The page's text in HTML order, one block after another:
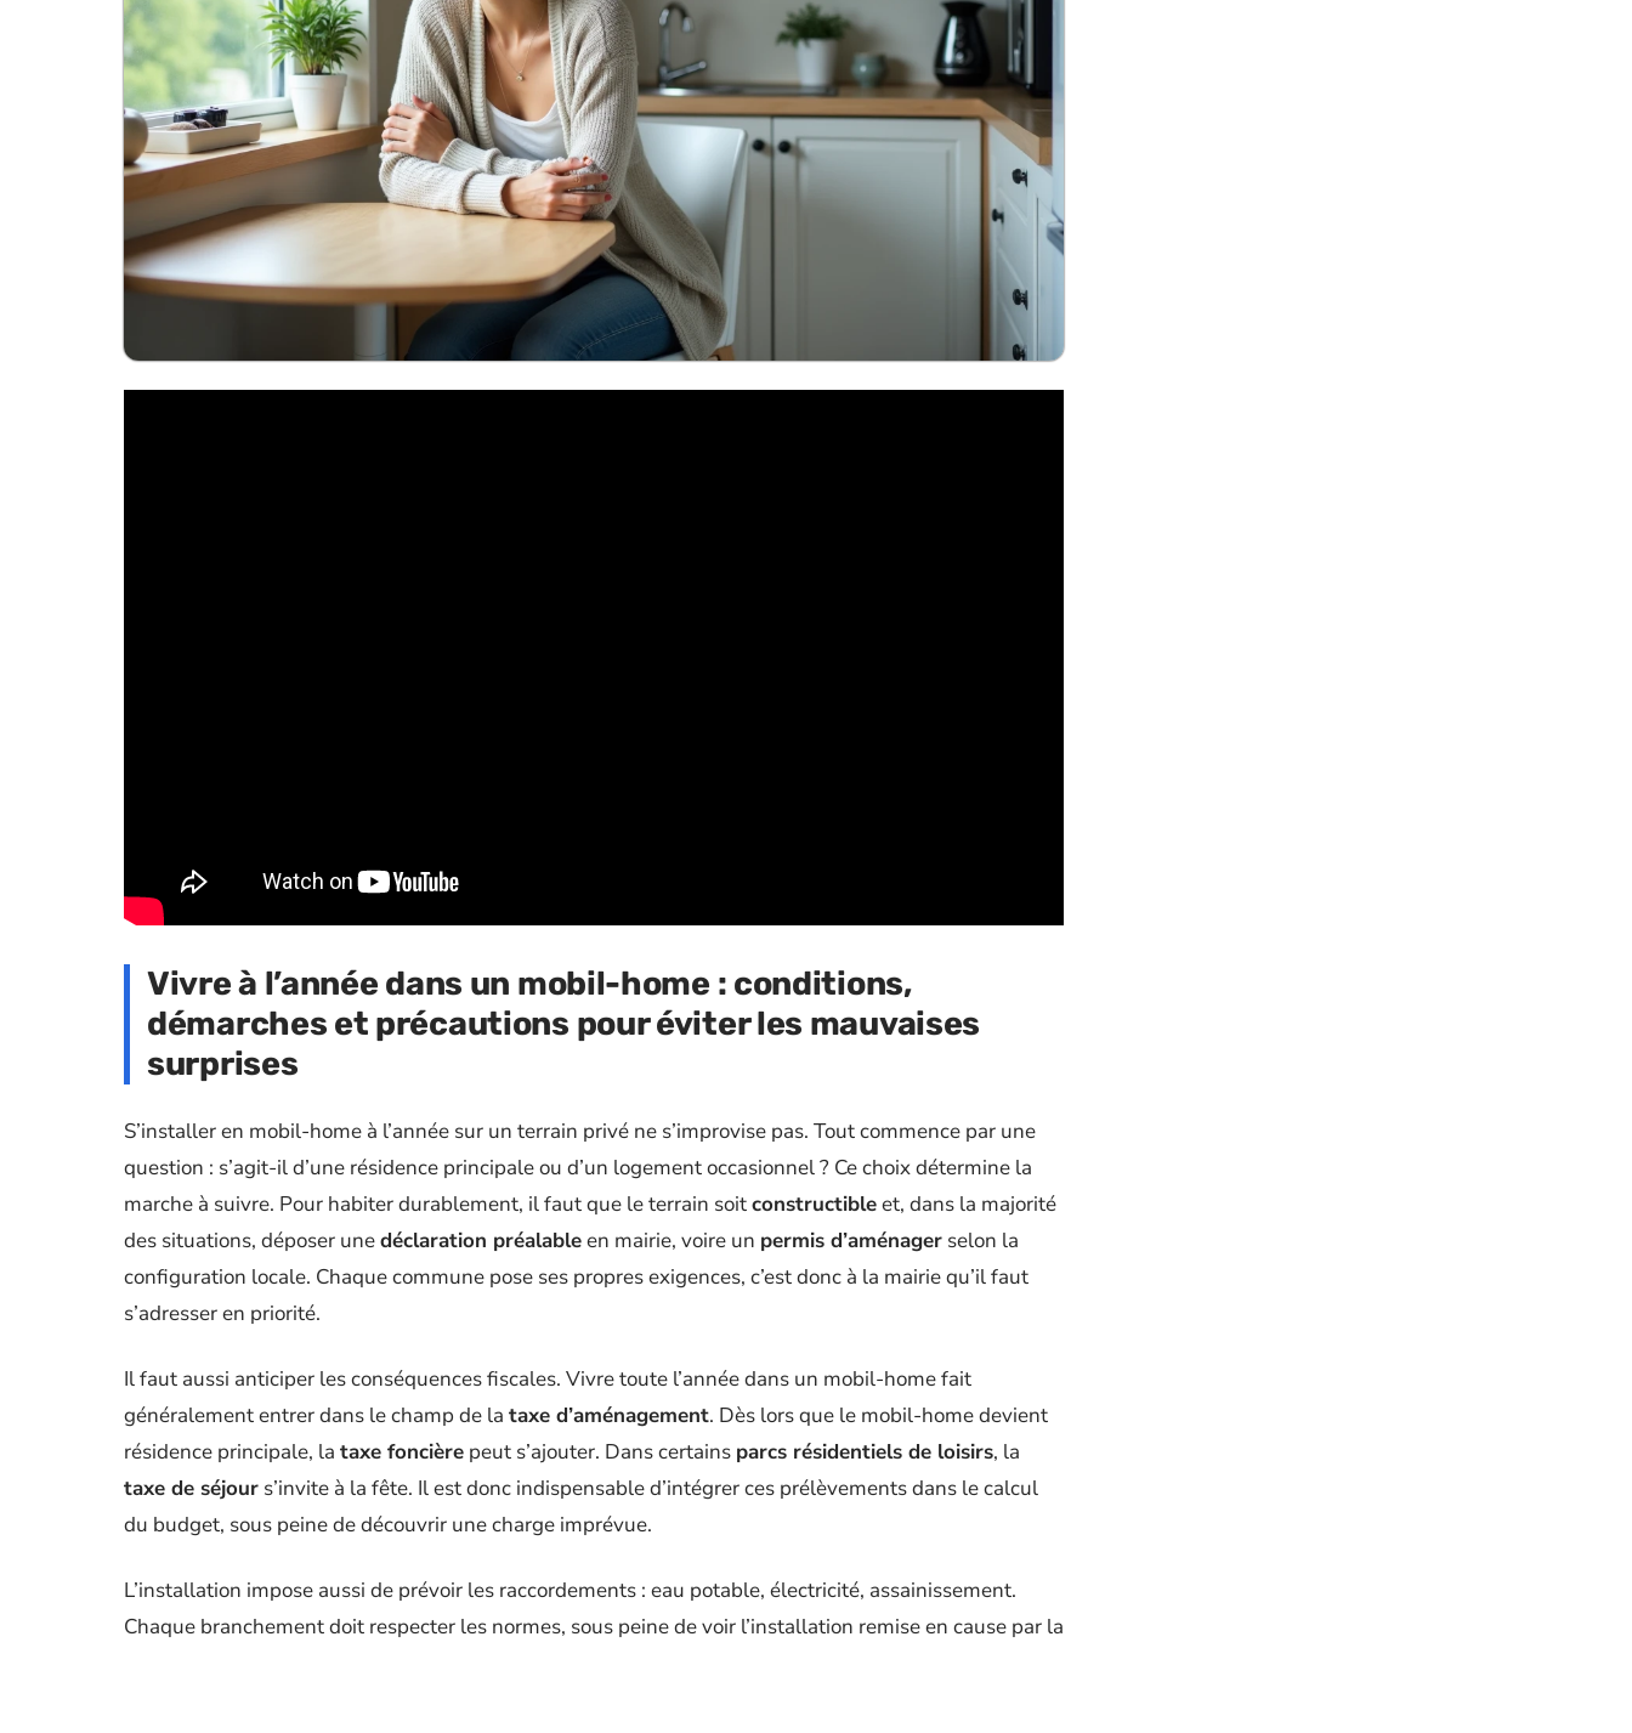
Vivre à l’année dans un mobil-home : conditions,
démarches et précautions pour éviter les mauvaises
surprises
S’installer en mobil-home à l’année sur un terrain privé ne s’improvise pas. Tout commence par une
question : s’agit-il d’une résidence principale ou d’un logement occasionnel ? Ce choix détermine la
marche à suivre. Pour habiter durablement, il faut que le terrain soitconstructibleet, dans la majorité
des situations, déposer unedéclaration préalableen mairie, voire un permis d’aménager selon la
configuration locale. Chaque commune pose ses propres exigences, c’est donc à la mairie qu’il faut
s’adresser en priorité.
Il faut aussi anticiper les conséquences fiscales. Vivre toute l’année dans un mobil-home fait
généralement entrer dans le champ de la taxe d’aménagement. Dès lors que le mobil-home devient
résidence principale, la taxe foncière peut s’ajouter. Dans certains parcs résidentiels de loisirs, la
taxe de séjour s’invite à la fête. Il est donc indispensable d’intégrer ces prélèvements dans le calcul
du budget, sous peine de découvrir une charge imprévue.
L’installation impose aussi de prévoir les raccordements : eau potable, électricité, assainissement.
Chaque branchement doit respecter les normes, sous peine de voir l’installation remise en cause par la